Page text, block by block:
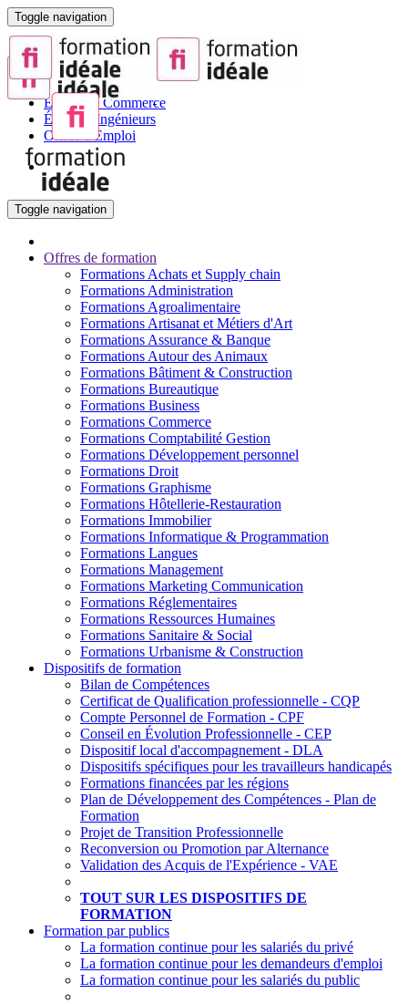
Toggle navigation
Sites partenaires :
BTS
Écoles de Commerce
Écoles d'Ingénieurs
Offres d'Emploi
Toggle navigation
Offres de formation
Formations Achats et Supply chain
Formations Administration
Formations Agroalimentaire
Formations Artisanat et Métiers d'Art
Formations Assurance & Banque
Formations Autour des Animaux
Formations Bâtiment & Construction
Formations Bureautique
Formations Business
Formations Commerce
Formations Comptabilité Gestion
Formations Développement personnel
Formations Droit
Formations Graphisme
Formations Hôtellerie-Restauration
Formations Immobilier
Formations Informatique & Programmation
Formations Langues
Formations Management
Formations Marketing Communication
Formations Réglementaires
Formations Ressources Humaines
Formations Sanitaire & Social
Formations Urbanisme & Construction
Dispositifs de formation
Bilan de Compétences
Certificat de Qualification professionnelle - CQP
Compte Personnel de Formation - CPF
Conseil en Évolution Professionnelle - CEP
Dispositif local d'accompagnement - DLA
Dispositifs spécifiques pour les travailleurs handicapés
Formations financées par les régions
Plan de Développement des Compétences - Plan de
Formation
Projet de Transition Professionnelle
Reconversion ou Promotion par Alternance
Validation des Acquis de l'Expérience - VAE
TOUT SUR LES DISPOSITIFS DE
FORMATION
Formation par publics
La formation continue pour les salariés du privé
La formation continue pour les demandeurs d'emploi
La formation continue pour les salariés du public